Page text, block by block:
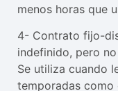
menos horas que
4- Contrato fijo-
indefinido, pero
Se utiliza cuando
temporadas como